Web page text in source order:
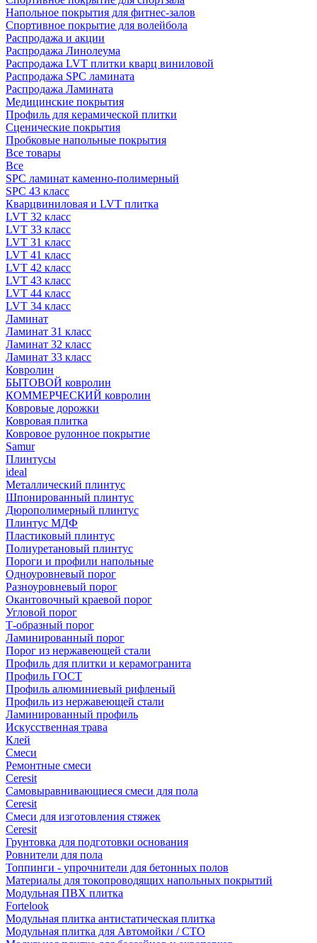
Напольное покрытия для фитнес-залов
Спортивное покрытие для волейбола
Распродажа и акции
Распродажа Линолеума
Распродажа LVT плитки кварц виниловой
Распродажа SPC ламината
Распродажа Ламината
Медицинские покрытия
Профиль для керамической плитки
Сценические покрытия
Пробковые напольные покрытия
Все товары
Все
SPC ламинат каменно-полимерный
SPC 43 класс
Кварцвиниловая и LVT плитка
LVT 32 класс
LVT 33 класс
LVT 31 класс
LVT 41 класс
LVT 42 класс
LVT 43 класс
LVT 44 класс
LVT 34 класс
Ламинат
Ламинат 31 класс
Ламинат 32 класс
Ламинат 33 класс
Ковролин
БЫТОВОЙ ковролин
КОММЕРЧЕСКИЙ ковролин
Ковровые дорожки
Ковровая плитка
Ковровое рулонное покрытие
Samur
Плинтусы
ideal
Металлический плинтус
Шпонированный плинтус
Дюрополимерный плинтус
Плинтус МДФ
Пластиковый плинтус
Полиуретановый плинтус
Пороги и профили напольные
Одноуровневый порог
Разноуровневый порог
Окантовочный краевой порог
Угловой порог
Т-образный порог
Ламинированный порог
Порог из нержавеющей стали
Профиль для плитки и керамогранита
Профиль ГОСТ
Профиль алюминиевый рифленый
Профиль из нержавеющей стали
Ламинированный профиль
Искусственная трава
Клей
Смеси
Ремонтные смеси
Ceresit
Самовыравнивающиеся смеси для пола
Ceresit
Смеси для изготовления стяжек
Ceresit
Грунтовка для подготовки основания
Ровнители для пола
Топпинги - упрочнители для бетонных полов
Материалы для токопроводящих напольных покрытий
Модульная ПВХ плитка
Fortelook
Модульная плитка антистатическая плитка
Модульная плитка для Автомойки / СТО